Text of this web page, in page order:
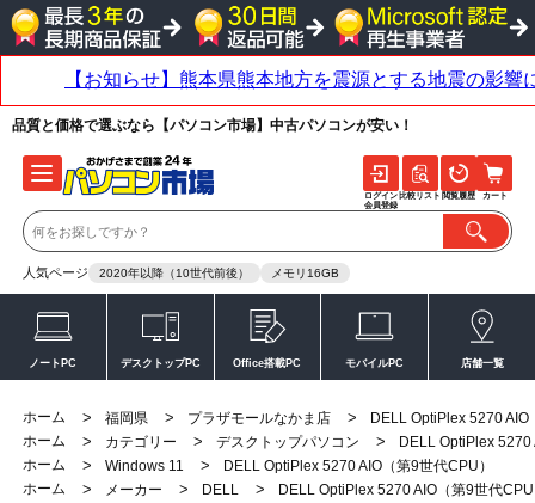
品質と価格で選ぶなら【パソコン市場】中古パソコンが安い！
人気ページ 2020年以降（10世代前後） メモリ16GB
ログイン
会員登録
比較リスト 閲覧履歴 カート
ノートPC デスクトップPC Office搭載PC モバイルPC 店舗一覧
ホーム > 福岡県 > プラザモールなかま店 >
DELL OptiPlex 5270
ホーム
> カテゴリー > デスクトップパソコン >
DELL OptiPlex
ホーム
> Windows 11 >
DELL OptiPlex 5270 AIO（第9世代CPU）
ホーム
> メーカー > DELL >
DELL OptiPlex 5270 AIO（第9世代